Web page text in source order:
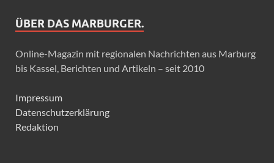
ÜBER DAS MARBURGER.
Online-Magazin mit regionalen Nachrichten aus Marburg
bis Kassel, Berichten und Artikeln – seit 2010
Impressum
Datenschutzerklärung
Redaktion